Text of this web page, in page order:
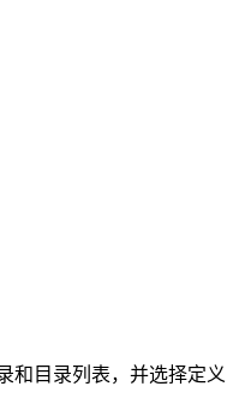
和目录列表，并选择定义